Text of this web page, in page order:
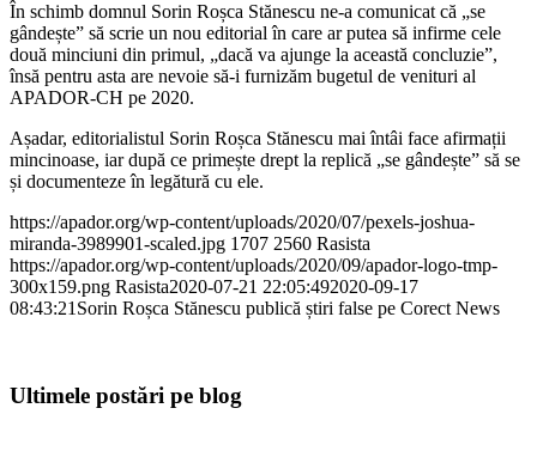
În schimb domnul Sorin Roșca Stănescu ne-a comunicat că „se
gândește” să scrie un nou editorial în care ar putea să infirme cele
două minciuni din primul, „dacă va ajunge la această concluzie”,
însă pentru asta are nevoie să-i furnizăm bugetul de venituri al
APADOR-CH pe 2020.
Așadar, editorialistul Sorin Roșca Stănescu mai întâi face afirmații
mincinoase, iar după ce primește drept la replică „se gândește” să se
și documenteze în legătură cu ele.
https://apador.org/wp-content/uploads/2020/07/pexels-joshua-
miranda-3989901-scaled.jpg 1707 2560 Rasista
https://apador.org/wp-content/uploads/2020/09/apador-logo-tmp-
300x159.png Rasista2020-07-21 22:05:492020-09-17
08:43:21 Sorin Roșca Stănescu publică știri false pe Corect News
Ultimele postări pe blog